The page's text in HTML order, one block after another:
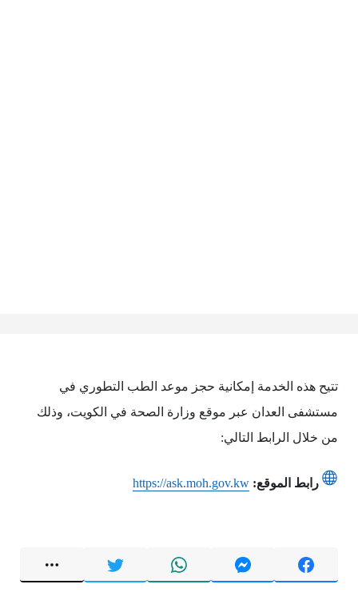
تتيح هذه الخدمة إمكانية حجز موعد الطب التطوري في
مستشفى العدان عبر موقع وزارة الصحة في الكويت، وذلك
من خلال الرابط التالي:
رابط الموقع: https://ask.moh.gov.kw